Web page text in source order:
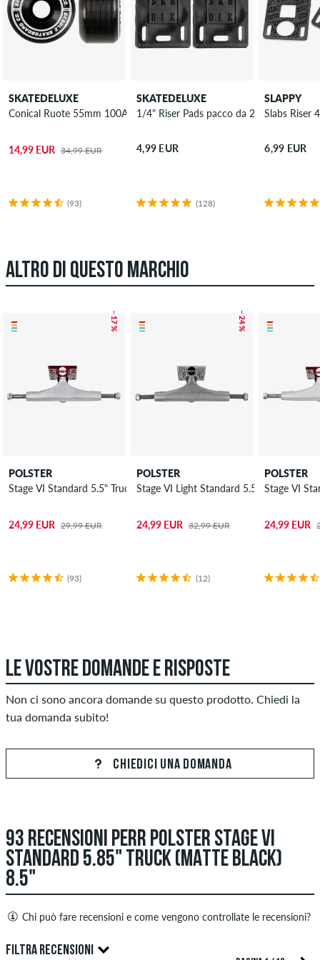
SKATEDELUXE
Conical Ruote 55mm 100A pacco da 4
14,99 EUR 34,99 EUR
(93)
SKATEDELUXE
1/4" Riser Pads pacco da 2
4,99 EUR
(128)
SLAPPY
Slabs Riser
6,99 EUR
ALTRO DI QUESTO MARCHIO
– 17 %
POLSTER
Stage VI Standard 5.5" Truck 8.125"
24,99 EUR 29,99 EUR
(93)
– 24 %
POLSTER
Stage VI Light Standard 5.5" Truck 8.125"
24,99 EUR 32,99 EUR
(12)
POLSTER
Stage VI
24,99 EUR
LE VOSTRE DOMANDE E RISPOSTE
Non ci sono ancora domande su questo prodotto. Chiedi la
tua domanda subito!
CHIEDICI UNA DOMANDA
93 RECENSIONI PERR POLSTER STAGE VI
STANDARD 5.85" TRUCK (MATTE BLACK)
8.5"
Chi può fare recensioni e come vengono controllate le recensioni?
Solo le persone con un account cliente skatedeluxe possono
FILTRA RECENSIONI